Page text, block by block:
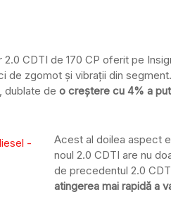
2.0 CDTI de 170 CP oferit pe
de zgomot și vibrații din
dublate de o creștere cu 4% a
Acest al doilea aspect
noul 2.0 CDTI are nu
de precedentul 2.0
atingerea mai rapidă a